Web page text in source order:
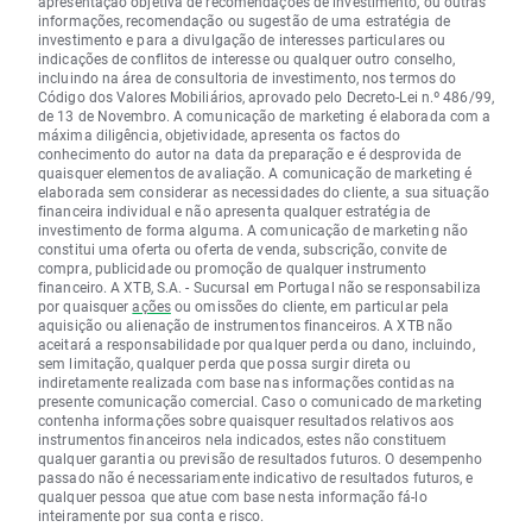
informações, recomendação ou sugestão de uma estratégia de
investimento e para a divulgação de interesses particulares ou
indicações de conflitos de interesse ou qualquer outro conselho,
incluindo na área de consultoria de investimento, nos termos do
Código dos Valores Mobiliários, aprovado pelo Decreto-Lei n.º 486/99,
de 13 de Novembro. A comunicação de marketing é elaborada com a
máxima diligência, objetividade, apresenta os factos do
conhecimento do autor na data da preparação e é desprovida de
quaisquer elementos de avaliação. A comunicação de marketing é
elaborada sem considerar as necessidades do cliente, a sua situação
financeira individual e não apresenta qualquer estratégia de
investimento de forma alguma. A comunicação de marketing não
constitui uma oferta ou oferta de venda, subscrição, convite de
compra, publicidade ou promoção de qualquer instrumento
financeiro. A XTB, S.A. - Sucursal em Portugal não se responsabiliza
por quaisqueraçõesou omissões do cliente, em particular pela
aquisição ou alienação de instrumentos financeiros. A XTB não
aceitará a responsabilidade por qualquer perda ou dano, incluindo,
sem limitação, qualquer perda que possa surgir direta ou
indiretamente realizada com base nas informações contidas na
presente comunicação comercial. Caso o comunicado de marketing
contenha informações sobre quaisquer resultados relativos aos
instrumentos financeiros nela indicados, estes não constituem
qualquer garantia ou previsão de resultados futuros. O desempenho
passado não é necessariamente indicativo de resultados futuros, e
qualquer pessoa que atue com base nesta informação fá-lo
inteiramente por sua conta e risco.